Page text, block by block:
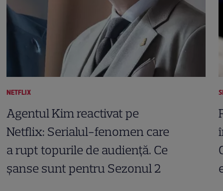
NETFLIX
Agentul Kim reactivat pe
Netflix: Serialul-fenomen care
a rupt topurile de audiență. Ce
șanse sunt pentru Sezonul 2